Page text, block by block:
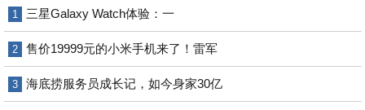
1 三星Galaxy Watch体验：一
2 售价19999元的小米手机来了！雷军
3 海底捞服务员成长记，如今身家30亿